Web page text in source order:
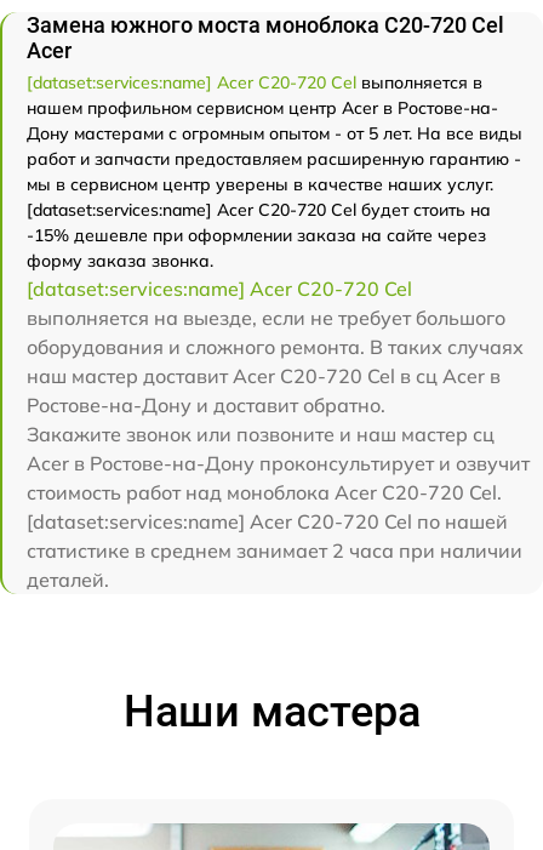
Замена южного моста моноблока C20-720 Cel
Acer
[dataset:services:name] Acer C20-720 Cel выполняется в
нашем профильном сервисном центр Acer в Ростове-на-
Дону мастерами с огромным опытом - от 5 лет. На все виды
работ и запчасти предоставляем расширенную гарантию -
мы в сервисном центр уверены в качестве наших услуг.
[dataset:services:name] Acer C20-720 Cel будет стоить на
-15% дешевле при оформлении заказа на сайте через
форму заказа звонка.
[dataset:services:name] Acer C20-720 Cel
выполняется на выезде, если не требует большого
оборудования и сложного ремонта. В таких случаях
наш мастер доставит Acer C20-720 Cel в сц Acer в
Ростове-на-Дону и доставит обратно.
Закажите звонок или позвоните и наш мастер сц
Acer в Ростове-на-Дону проконсультирует и озвучит
стоимость работ над моноблока Acer C20-720 Cel.
[dataset:services:name] Acer C20-720 Cel по нашей
статистике в среднем занимает 2 часа при наличии
деталей.
Наши мастера